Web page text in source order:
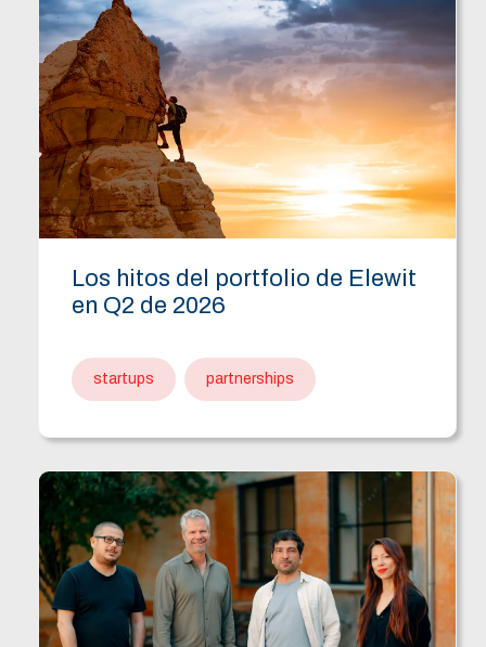
Los hitos del portfolio de Elewit
en Q2 de 2026
startups partnerships